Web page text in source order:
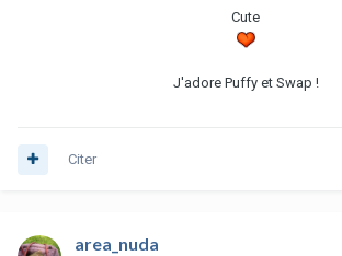
Cute
J'adore Puffy et Swap !
Citer
area_nuda